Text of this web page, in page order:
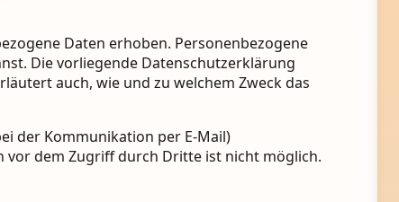
Daten erhoben. Personenbezogene
Die vorliegende Datenschutzerklärung
auch, wie und zu welchem Zweck das
der Kommunikation per E-Mail)
vor dem Zugriff durch Dritte ist nicht möglich.